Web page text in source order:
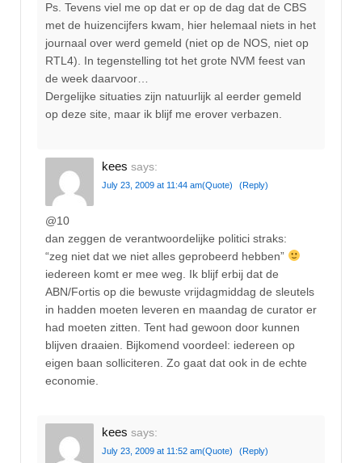
Ps. Tevens viel me op dat er op de dag dat de CBS
met de huizencijfers kwam, hier helemaal niets in het
journaal over werd gemeld (niet op de NOS, niet op
RTL4). In tegenstelling tot het grote NVM feest van
de week daarvoor…
Dergelijke situaties zijn natuurlijk al eerder gemeld
op deze site, maar ik blijf me erover verbazen.
kees says:
July 23, 2009 at 11:44 am(Quote) (Reply)
@10
dan zeggen de verantwoordelijke politici straks:
“zeg niet dat we niet alles geprobeerd hebben”
iedereen komt er mee weg. Ik blijf erbij dat de
ABN/Fortis op die bewuste vrijdagmiddag de sleutels
in hadden moeten leveren en maandag de curator er
had moeten zitten. Tent had gewoon door kunnen
blijven draaien. Bijkomend voordeel: iedereen op
eigen baan solliciteren. Zo gaat dat ook in de echte
economie.
kees says:
July 23, 2009 at 11:52 am(Quote) (Reply)